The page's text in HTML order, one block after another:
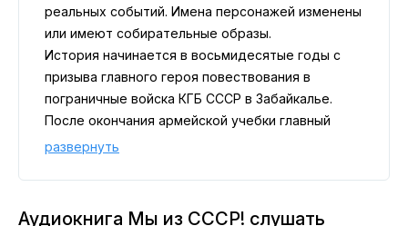
реальных событий. Имена персонажей изменены
или имеют собирательные образы.
История начинается в восьмидесятые годы с
призыва главного героя повествования в
пограничные войска КГБ СССР в Забайкалье.
После окончания армейской учебки главный
герой попадает в Афганистан. В составе экипажа
советские мальчишки разных национальностей
развернуть
Аудиокнига Мы из СССР! слушать